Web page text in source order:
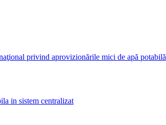
privind aprovizionările mici de apă potabilă
in sistem centralizat